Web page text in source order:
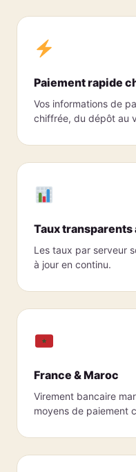
Paiement rapide
Vos informations de
chiffrée, du dépôt au
Taux
Les taux par serveur
à jour en continu.
France & Maroc
Virement bancaire
moyens de paiement